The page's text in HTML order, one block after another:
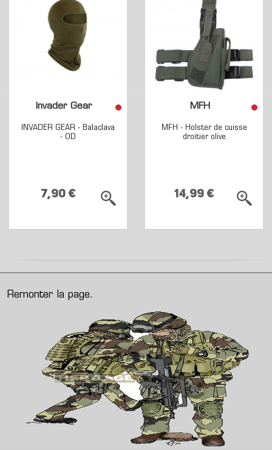
Invader Gear
INVADER GEAR - Balaclava
- OD
7,90 €
MFH
MFH - Holster de cuisse
droitier olive
14,99 €
Remonter la page.